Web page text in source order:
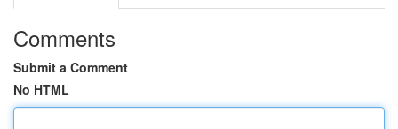
Comments
Submit a Comment
No HTML